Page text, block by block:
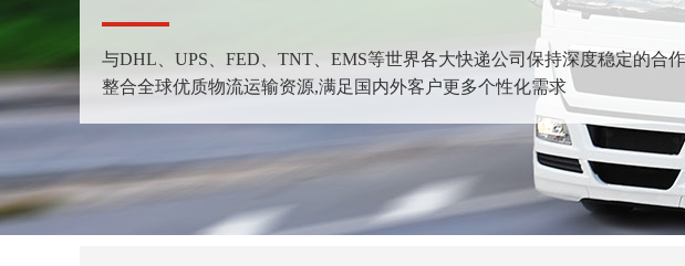
与DHL、UPS、FED、TNT、EMS等世界各大快递公司保持深度稳定的合
整合全球优质物流运输资源,满足国内外客户更多个性化需求